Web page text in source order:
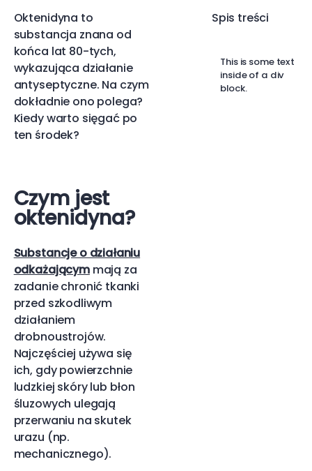
Oktenidyna to
substancja znana od
końca lat 80-tych,
wykazująca działanie
antyseptyczne. Na czym
dokładnie ono polega?
Kiedy warto sięgać po
ten środek?
Czym jest
oktenidyna?
Substancje o działaniu
odkażającymmają za
zadanie chronić tkanki
przed szkodliwym
działaniem
drobnoustrojów.
Najczęściej używa się
ich, gdy powierzchnie
ludzkiej skóry lub błon
śluzowych ulegają
przerwaniu na skutek
urazu (np.
mechanicznego).
Spis treści
This is some text
inside of a div
block.